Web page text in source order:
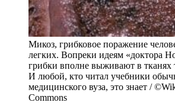
Микоз, грибковое поражение
легких. Вопреки идеям «доктора
грибки вполне выживают в тканях
И любой, кто читал учебники
медицинского вуза, это знает /
Commons